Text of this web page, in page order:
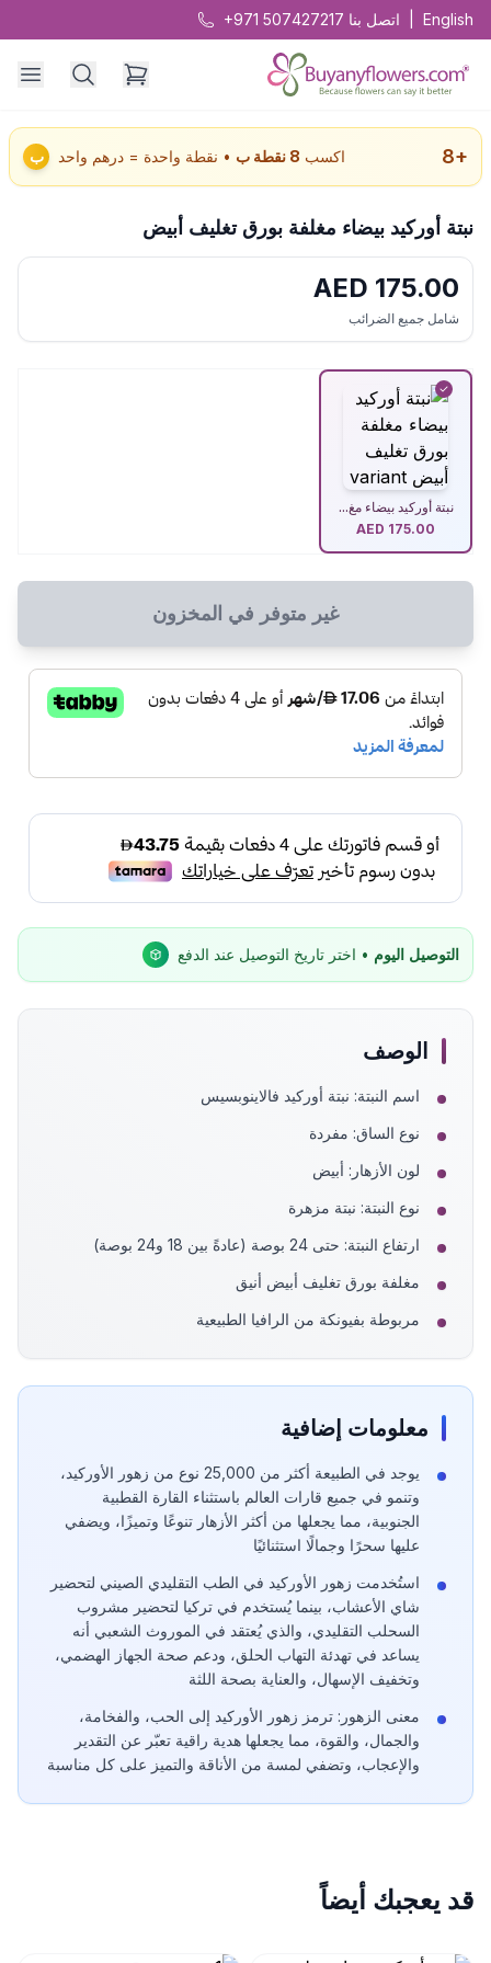
English اتصل بنا +971 507427217
+
8 اكسب 8 نقطة ب • نقطة واحدة = درهم واحد ب
نبتة أوركيد بيضاء مغلفة بورق تغليف أبيض
175.00
شامل جميع الضرائب
نبتة أوركيد بيضاء مغ...
AED 175.00
غير متوفر في المخزون
التوصيل اليوم • اختر تاريخ التوصيل عند الدفع
الوصف
اسم النبتة: نبتة أوركيد فالاينوبسيس
نوع الساق: مفردة
لون الأزهار: أبيض
نوع النبتة: نبتة مزهرة
ارتفاع النبتة: حتى 24 بوصة (عادةً بين 18 و24 بوصة)
مغلفة بورق تغليف أبيض أنيق
مربوطة بفيونكة من الرافيا الطبيعية
معلومات إضافية
يوجد في الطبيعة أكثر من 25,000 نوع من زهور الأوركيد،
وتنمو في جميع قارات العالم باستثناء القارة القطبية
الجنوبية، مما يجعلها من أكثر الأزهار تنوعًا وتميزًا، ويضفي
عليها سحرًا وجمالًا استثنائيًا
استُخدمت زهور الأوركيد في الطب التقليدي الصيني لتحضير
شاي الأعشاب، بينما يُستخدم في تركيا لتحضير مشروب
السحلب التقليدي، والذي يُعتقد في الموروث الشعبي أنه
يساعد في تهدئة التهاب الحلق، ودعم صحة الجهاز الهضمي،
وتخفيف الإسهال، والعناية بصحة اللثة
معنى الزهور: ترمز زهور الأوركيد إلى الحب، والفخامة،
والجمال، والقوة، مما يجعلها هدية راقية تعبّر عن التقدير
والإعجاب، وتضفي لمسة من الأناقة والتميز على كل مناسبة
قد يعجبك أيضاً